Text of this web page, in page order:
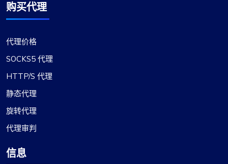
格蕾丝·巴布科克
最近从…切换到了 Proxy Compass
很满意。转换过程非常顺利，他们的客户服务，尤
其是 Maria，自始至终都非常有帮助。强烈推荐，
因为他们的连接非常可靠。
购买代理
代理价格
SOCKS5 代理
HTTP/S 代理
静态代理
旋转代理
代理审判
信息